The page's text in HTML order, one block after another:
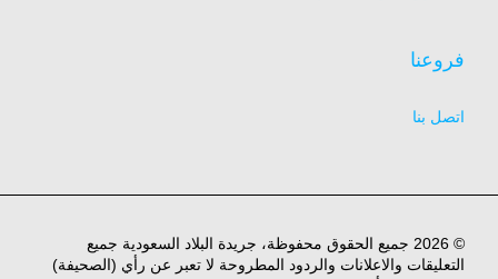
فروعنا
اتصل بنا
© 2026 جميع الحقوق محفوظة، جريدة البلاد السعودية جميع
التعليقات والاعلانات والردود المطروحة لا تعبر عن رأي (الصحيفة)